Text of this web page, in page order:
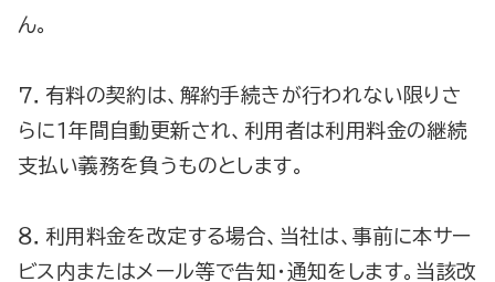
ん。
７．有料の契約は、解約手続きが行われない限りさ
らに１年間自動更新され、利用者は利用料金の継続
支払い義務を負うものとします。
８．利用料金を改定する場合、当社は、事前に本サー
ビス内またはメール等で告知・通知をします。当該改